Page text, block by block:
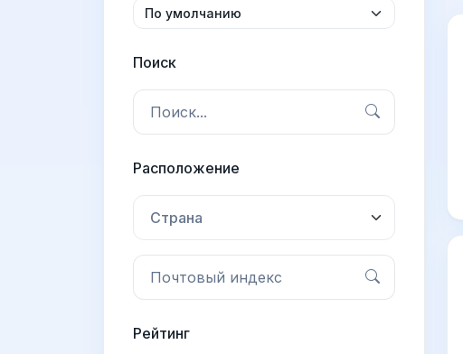
Поиск
Расположение
Страна
Рейтинг